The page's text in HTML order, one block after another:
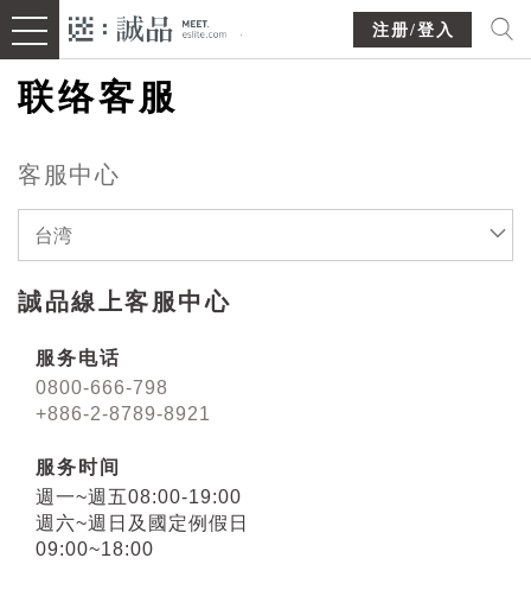
注册/登入
联络客服
客服中心
台湾
誠品線上客服中心
服务电话
0800-666-798
+886-2-8789-8921
服务时间
週一~週五08:00-19:00
週六~週日及國定例假日
09:00~18:00